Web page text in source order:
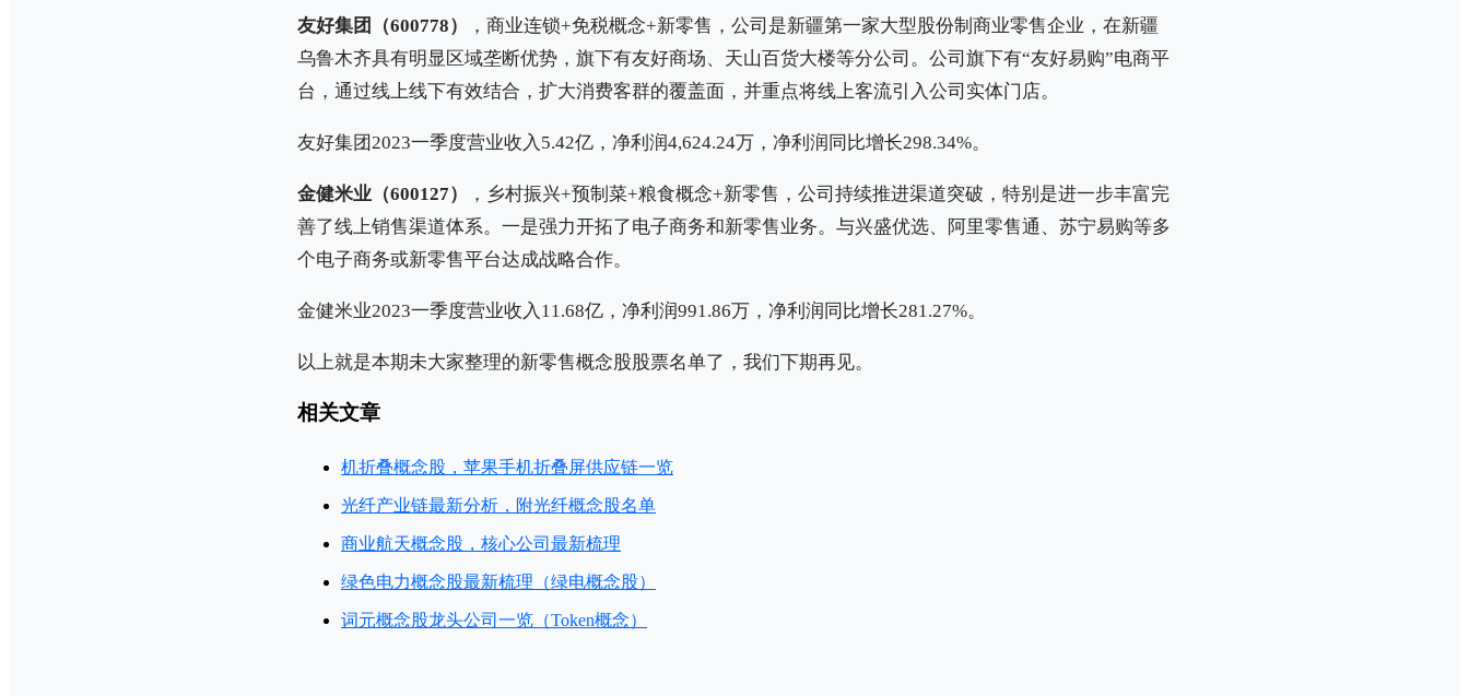
友好集团（600778）
，商业连锁+免税概念+新零售，公司是新疆第一家大型股份制商业零售企业，在新疆
乌鲁木齐具有明显区域垄断优势，旗下有友好商场、天山百货大楼等分公司。公司旗下有“友好易购”电商平
台，通过线上线下有效结合，扩大消费客群的覆盖面，并重点将线上客流引入公司实体门店。
友好集团2023一季度营业收入5.42亿，净利润4,624.24万，净利润同比增长298.34%。
金健米业（600127）
，乡村振兴+预制菜+粮食概念+新零售，公司持续推进渠道突破，特别是进一步丰富完
善了线上销售渠道体系。一是强力开拓了电子商务和新零售业务。与兴盛优选、阿里零售通、苏宁易购等多
个电子商务或新零售平台达成战略合作。
金健米业2023一季度营业收入11.68亿，净利润991.86万，净利润同比增长281.27%。
以上就是本期未大家整理的新零售概念股股票名单了，我们下期再见。
相关文章
机折叠概念股，苹果手机折叠屏供应链一览
光纤产业链最新分析，附光纤概念股名单
商业航天概念股，核心公司最新梳理
绿色电力概念股最新梳理（绿电概念股）
词元概念股龙头公司一览（Token概念）